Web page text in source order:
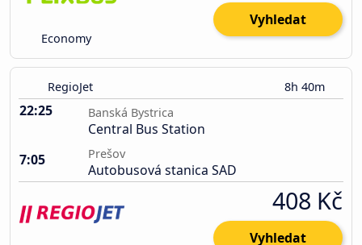
Economy
Vyhledat
RegioJet 8h 40m
22:25 Banská Bystrica
Central Bus Station
7:05
Prešov
Autobusová stanica SAD
408 Kč
Vyhledat